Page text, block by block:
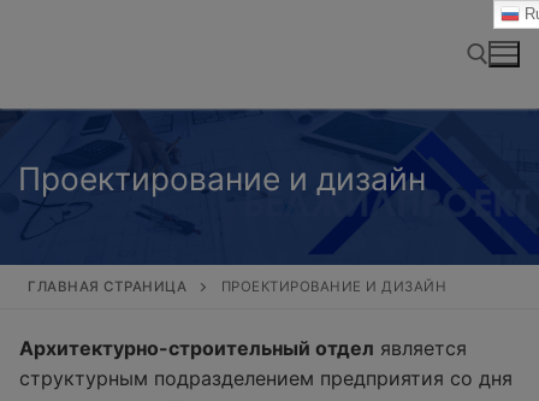
Проектирование и дизайн
ГЛАВНАЯ СТРАНИЦА ПРОЕКТИРОВАНИЕ И ДИЗАЙН
Архитектурно-строительный отдел является
структурным подразделением предприятия со дня